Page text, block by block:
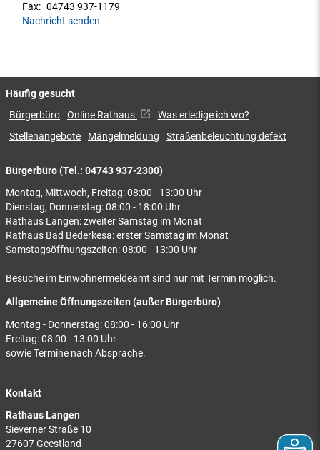
Fax: 04743 937-1179
Nachricht senden
Bürgerbüro (Tel.: 04743 937-2300)
Montag, Mittwoch, Freitag: 08:00 - 13:00 Uhr
Dienstag, Donnerstag: 08:00 - 18:00 Uhr
Rathaus Langen: zweiter Samstag im Monat
Rathaus Bad Bederkesa: erster Samstag im Monat
Samstagsöffnungszeiten: 08:00 - 13:00 Uhr
Besuche im Einwohnermeldeamt sind nur mit Termin möglich.
Allgemeine Öffnungszeiten (außer Bürgerbüro)
Montag - Donnerstag: 08:00 - 16:00 Uhr
Freitag: 08:00 - 13:00 Uhr
sowie Termine nach Absprache.
Kontakt
Rathaus Langen
Sieverner Straße 10
27607 Geestland
Häufig gesucht
Bürgerbüro Online Rathaus
Was erledige ich wo?
Stellenangebote
Mängelmeldung Straßenbeleuchtung defekt